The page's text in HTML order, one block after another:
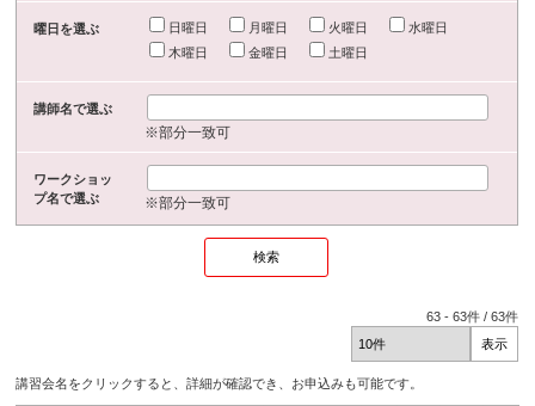
曜日を選ぶ 日曜日 月曜日 火曜日
水曜日
木曜日
金曜日 土曜日
講師名で選ぶ
※部分一致可
ワークショッ
プ名で選ぶ
※部分一致可
63 -63件 /63件
講習会名をクリックすると、詳細が確認でき、お申込みも可能です。